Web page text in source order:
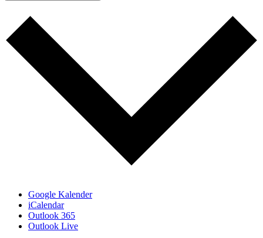
Google Kalender
iCalendar
Outlook 365
Outlook Live